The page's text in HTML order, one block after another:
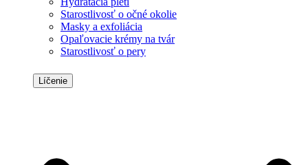
Starostlivosť o očné okolie
Masky a exfoliácia
Opaľovacie krémy na tvár
Starostlivosť o pery
Líčenie